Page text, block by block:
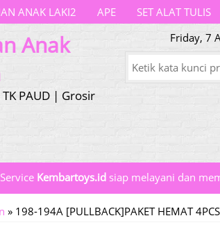
ANAK LAKI2 APE SET ALAT TULIS
Anak
PAUD | Grosir
Friday, 7
Kembartoys.idsiap melayani dan
» 198-194A [PULLBACK]PAKET HEMAT